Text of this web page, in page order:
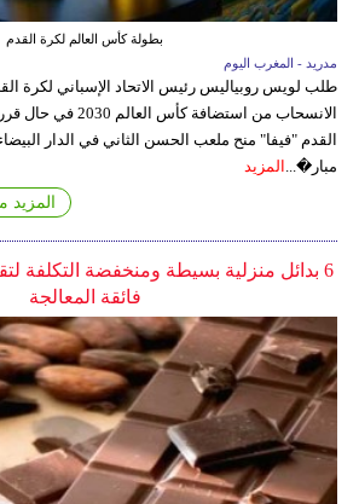
بطولة كأس العالم لكرة القدم
مدريد - المغرب اليوم
طلب لويس روبياليس رئيس الاتحاد الإسباني لكرة
الانسحاب من استضافة
القدم "فيفا" منح ملعب الحسن الثاني في الدار
مبار�...
المزيد
المزيد
6 بدائل منزلية بسيطة ومنخفضة التكلفة
فائقة المعالجة